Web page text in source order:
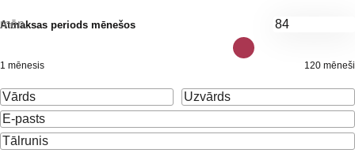
Atmaksas periods mēnešos
mēn.
1 mēnesis 120 mēneši